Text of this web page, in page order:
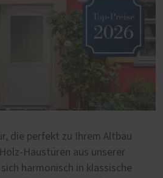
die perfekt zu Ihrem Altbau
Haustüren aus unserer
harmonisch in klassische